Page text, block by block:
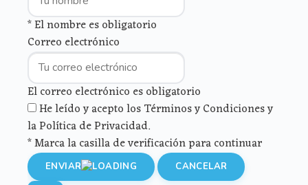
* El nombre es obligatorio
Correo electrónico
El correo electrónico es obligatorio
He leído y acepto los Términos y Condiciones y
la Política de Privacidad.
* Marca la casilla de verificación para continuar
ENVIAR CANCELAR